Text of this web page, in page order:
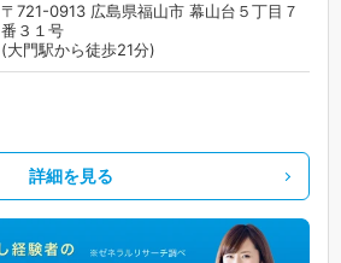
〒721-0913 広島県福山市 幕山台５丁目７
番３１号
(大門駅から徒歩21分)
詳細を見る